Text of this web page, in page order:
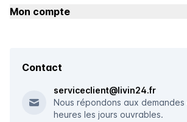
Mon compte
Contact
serviceclient@livin24.fr
Nous répondons aux demandes
heures les jours ouvrables.